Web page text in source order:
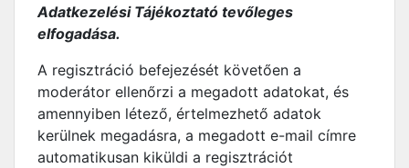
Adatkezelési Tájékoztató tevőleges
elfogadása.
A regisztráció befejezését követően a
moderátor ellenőrzi a megadott adatokat, és
amennyiben létező, értelmezhető adatok
kerülnek megadásra, a megadott e-mail címre
automatikusan kiküldi a regisztrációt